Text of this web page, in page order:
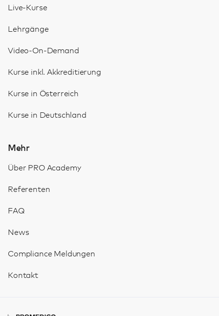
Live-Kurse
Lehrgänge
Video-On-Demand
Kurse inkl. Akkreditierung
Kurse in Österreich
Kurse in Deutschland
Mehr
Über PRO Academy
Referenten
FAQ
News
Compliance Meldungen
Kontakt